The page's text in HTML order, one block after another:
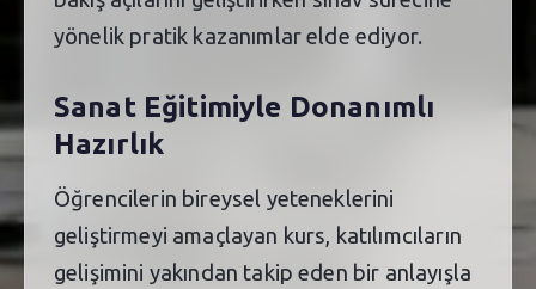
yönelik pratik kazanımlar elde ediyor.
Sanat Eğitimiyle Donanımlı
Hazırlık
Öğrencilerin bireysel yeteneklerini
geliştirmeyi amaçlayan kurs, katılımcıların
gelişimini yakından takip eden bir anlayışla